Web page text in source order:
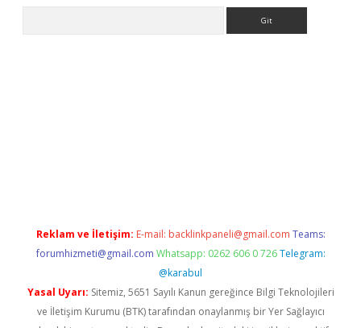
Reklam ve İletişim: E-mail: backlinkpaneli@gmail.com Teams:
forumhizmeti@gmail.com Whatsapp: 0262 606 0 726 Telegram:
@karabul
Yasal Uyarı: Sitemiz, 5651 Sayılı Kanun gereğince Bilgi Teknolojileri
ve İletişim Kurumu (BTK) tarafından onaylanmış bir Yer Sağlayıcı